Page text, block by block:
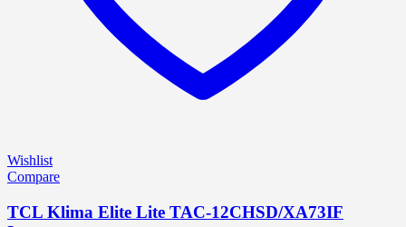
Wishlist
Compare
TCL Klima Elite Lite TAC-12CHSD/XA73IF